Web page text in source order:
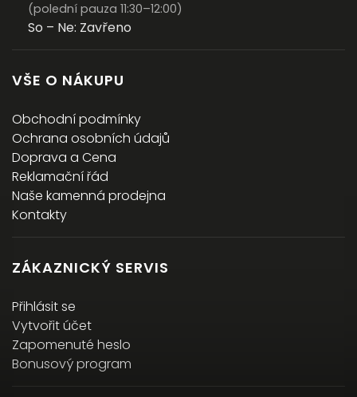
(polední pauza 11:30–12:00)
So – Ne: Zavřeno
VŠE O NÁKUPU
Obchodní podmínky
Ochrana osobních údajů
Doprava a Cena
Reklamační řád
Naše kamenná prodejna
Kontakty
ZÁKAZNICKÝ SERVIS
Přihlásit se
Vytvořit účet
Zapomenuté heslo
Bonusový program